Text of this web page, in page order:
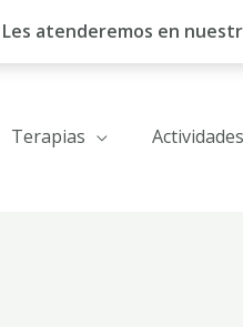
atenderemos en
Terapias Actividades